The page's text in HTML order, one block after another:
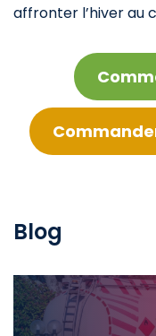
affronter l’hiver au
Blog